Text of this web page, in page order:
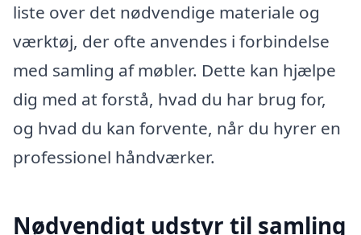
liste over det nødvendige materiale og
værktøj, der ofte anvendes i forbindelse
med samling af møbler. Dette kan hjælpe
dig med at forstå, hvad du har brug for,
og hvad du kan forvente, når du hyrer en
professionel håndværker.
Nødvendigt udstyr til samling